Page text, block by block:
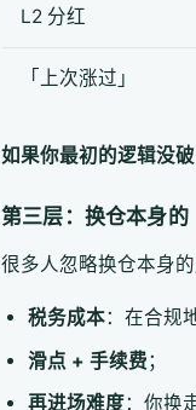
L2 分红
「上次涨过」
如果你最初的逻辑没
第三层：换仓本身的
很多人忽略换仓本身的
税务成本：在合规
滑点 + 手续费；
再进场难度：你换